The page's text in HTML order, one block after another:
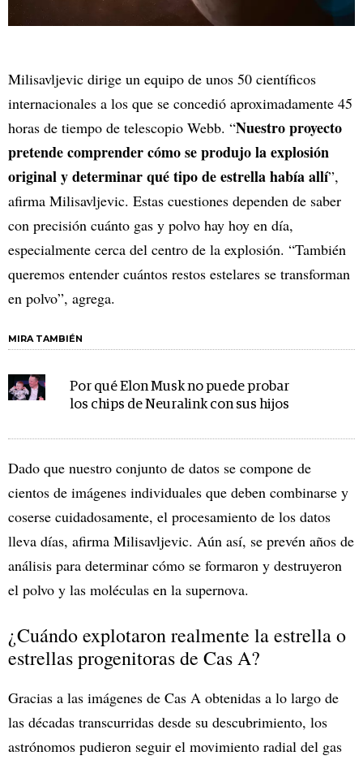
Milisavljevic dirige un equipo de unos 50 científicos
internacionales a los que se concedió aproximadamente 45
horas de tiempo de telescopio Webb. “Nuestro proyecto
pretende comprender cómo se produjo la explosión
original y determinar qué tipo de estrella había allí”,
afirma Milisavljevic. Estas cuestiones dependen de saber
con precisión cuánto gas y polvo hay hoy en día,
especialmente cerca del centro de la explosión. “También
queremos entender cuántos restos estelares se transforman
en polvo”, agrega.
MIRA TAMBIÉN
Por qué Elon Musk no puede probar
los chips de Neuralink con sus hijos
Dado que nuestro conjunto de datos se compone de
cientos de imágenes individuales que deben combinarse y
coserse cuidadosamente, el procesamiento de los datos
lleva días, afirma Milisavljevic. Aún así, se prevén años de
análisis para determinar cómo se formaron y destruyeron
el polvo y las moléculas en la supernova.
¿Cuándo explotaron realmente la estrella o
estrellas progenitoras de Cas A?
Gracias a las imágenes de Cas A obtenidas a lo largo de
las décadas transcurridas desde su descubrimiento, los
astrónomos pudieron seguir el movimiento radial del gas